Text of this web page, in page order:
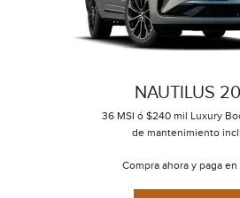
NAUTILUS
36 MSI ó $240 mil Luxury
de mantenimiento
Compra ahora y paga en